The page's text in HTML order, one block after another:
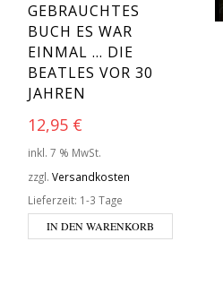
GEBRAUCHTES
BUCH ES WAR
EINMAL … DIE
BEATLES VOR 30
JAHREN
12,95 €
inkl. 7 % MwSt.
zzgl. Versandkosten
Lieferzeit: 1-3 Tage
IN DEN WARENKORB